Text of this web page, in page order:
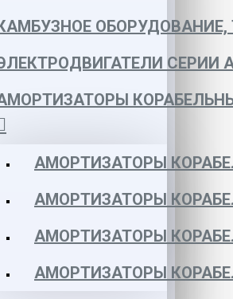
СЕРИИ
АМОРТИЗАТОРЫ
АМОРТИЗАТОРЫ
АМОРТИЗАТОРЫ
АМОРТИЗАТОРЫ